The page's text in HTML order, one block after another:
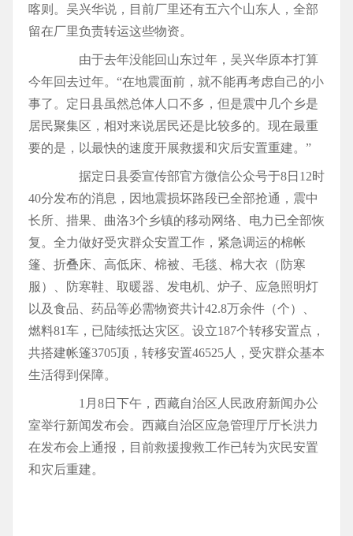
喀则。吴兴华说，目前厂里还有五六个山东人，全部
留在厂里负责转运这些物资。
由于去年没能回山东过年，吴兴华原本打算
今年回去过年。“在地震面前，就不能再考虑自己的小
事了。定日县虽然总体人口不多，但是震中几个乡是
居民聚集区，相对来说居民还是比较多的。现在最重
要的是，以最快的速度开展救援和灾后安置重建。”
据定日县委宣传部官方微信公众号于8日12时
40分发布的消息，因地震损坏路段已全部抢通，震中
长所、措果、曲洛3个乡镇的移动网络、电力已全部恢
复。全力做好受灾群众安置工作，紧急调运的棉帐
篷、折叠床、高低床、棉被、毛毯、棉大衣（防寒
服）、防寒鞋、取暖器、发电机、炉子、应急照明灯
以及食品、药品等必需物资共计42.8万余件（个）、
燃料81车，已陆续抵达灾区。设立187个转移安置点，
共搭建帐篷3705顶，转移安置46525人，受灾群众基本
生活得到保障。
1月8日下午，西藏自治区人民政府新闻办公
室举行新闻发布会。西藏自治区应急管理厅厅长洪力
在发布会上通报，目前救援搜救工作已转为灾民安置
和灾后重建。